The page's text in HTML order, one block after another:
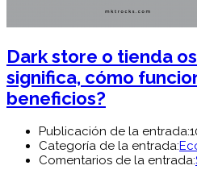
Dark store o tienda
significa, cómo
beneficios?
Publicación de la entrada:
Categoría de la entrada:
Comentarios de la entrada: